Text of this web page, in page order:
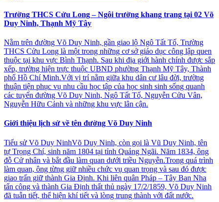
Trường THCS Cửu Long – Ngôi trường khang trang tại 02 Võ
Duy Ninh, Thạnh Mỹ Tây
Nằm trên đường Võ Duy Ninh, gần giao lộ Ngô Tất Tố, Trường
THCS Cửu Long là một trong những cơ sở giáo dục công lập quen
thuộc tại khu vực Bình Thạnh. Sau khi địa giới hành chính được sắp
xếp, trường hiện trực thuộc UBND phường Thạnh Mỹ Tây, Thành
phố Hồ Chí Minh.Với vị trí nằm giữa khu dân cư lâu đời, trường
thuận tiện phục vụ nhu cầu học tập của học sinh sinh sống quanh
các tuyến đường Võ Duy Ninh, Ngô Tất Tố, Nguyễn Cửu Vân,
Nguyễn Hữu Cảnh và những khu vực lân cận.
Giới thiệu lịch sử về tên đường Võ Duy Ninh
Tiểu sử Võ Duy NinhVõ Duy Ninh, còn gọi là Vũ Duy Ninh, tên
tự Trọng Chí, sinh năm 1804 tại tỉnh Quảng Ngãi. Năm 1834, ông
đỗ Cử nhân và bắt đầu làm quan dưới triều Nguyễn.Trong quá trình
làm quan, ông từng giữ nhiều chức vụ quan trọng và sau đó được
giao trấn giữ thành Gia Định. Khi liên quân Pháp – Tây Ban Nha
tấn công và thành Gia Định thất thủ ngày 17/2/1859, Võ Duy Ninh
đã tuẫn tiết, thể hiện khí tiết và lòng trung thành với đất nước.